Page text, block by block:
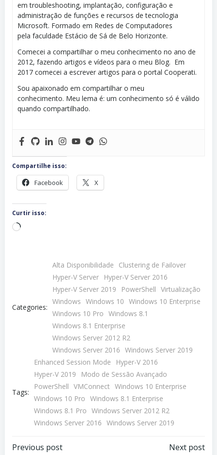
em troubleshooting, implantação, configuração e
administração de funções e recursos de tecnologia
Microsoft. Formado em Redes de Computadores
pela faculdade Estácio de Sá de Belo Horizonte.
Comecei a compartilhar o meu conhecimento no ano de
2012, fazendo artigos e vídeos para o meu Blog. Em
2017 comecei a escrever artigos para o portal Cooperati.
Sou apaixonado em compartilhar o meu
conhecimento. Meu lema é: um conhecimento só é válido
quando compartilhado.
Compartilhe isso:
Facebook X
Curtir isso:
Carregando...
Categories:
Alta Disponibilidade
Clustering de Failover
Hyper-V Server
Hyper-V Server 2016
Hyper-V Server 2019
PowerShell Virtualização
Windows Windows 10 Windows 10 Enterprise
Windows 10 Pro Windows 8.1
Windows 8.1 Enterprise
Windows Server 2012 R2
Windows Server 2016 Windows Server 2019
Tags:
Enhanced Session Mode
Hyper-V 2016
Hyper-V 2019
Modo de Sessão Avançado
PowerShell VMConnect Windows 10 Enterprise
Windows 10 Pro Windows 8.1 Enterprise
Windows 8.1 Pro Windows Server 2012 R2
Windows Server 2016 Windows Server 2019
Previous post Next post